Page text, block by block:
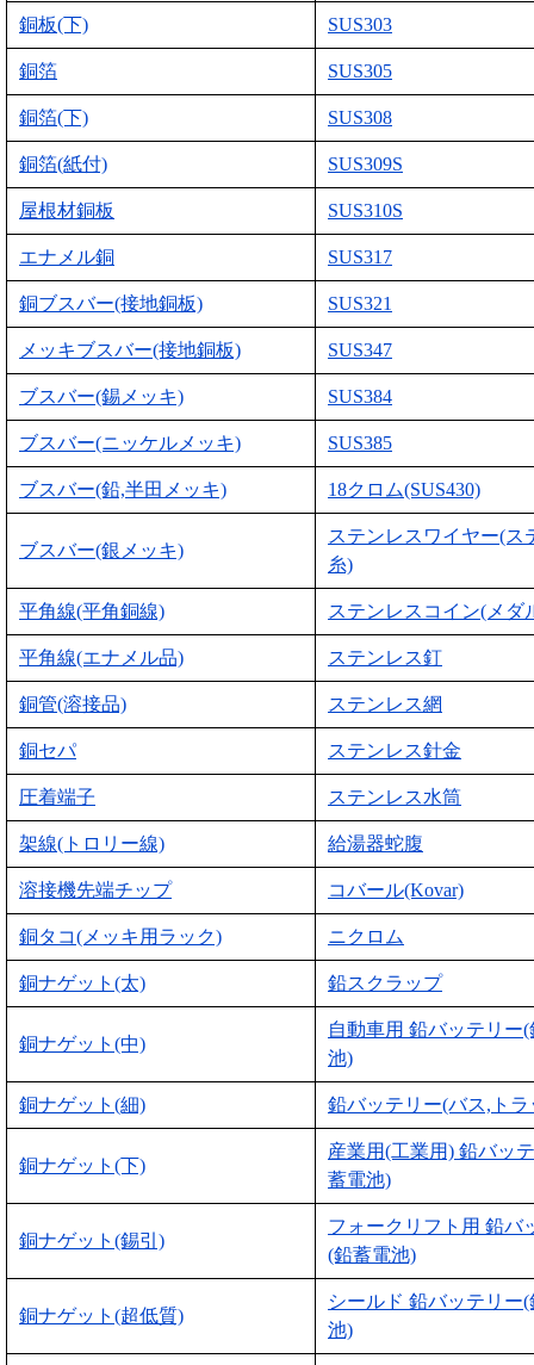
銅板(下) SUS303
銅箔 SUS305
銅箔(下) SUS308
銅箔(紙付) SUS309S
屋根材銅板 SUS310S
エナメル銅 SUS317
銅ブスバー(接地銅板) SUS321
メッキブスバー(接地銅板) SUS347
ブスバー(錫メッキ) SUS384
ブスバー(ニッケルメッキ) SUS385
ブスバー(鉛,半田メッキ) 18クロム(SUS430)
ブスバー(銀メッキ)
ステンレスワイヤー(ス
糸)
平角線(平角銅線) ステンレスコイン(メダ
平角線(エナメル品) ステンレス釘
銅管(溶接品) ステンレス網
銅セパ ステンレス針金
圧着端子 ステンレス水筒
架線(トロリー線) 給湯器蛇腹
溶接機先端チップ コバール(Kovar)
銅タコ(メッキ用ラック) ニクロム
銅ナゲット(太) 鉛スクラップ
銅ナゲット(中)
自動車用 鉛バッテリー
池)
銅ナゲット(細) 鉛バッテリー(バス,トラ
銅ナゲット(下)
産業用(工業用) 鉛バッ
蓄電池)
銅ナゲット(錫引)
フォークリフト用 鉛バ
(鉛蓄電池)
銅ナゲット(超低質)
シールド 鉛バッテリー
池)